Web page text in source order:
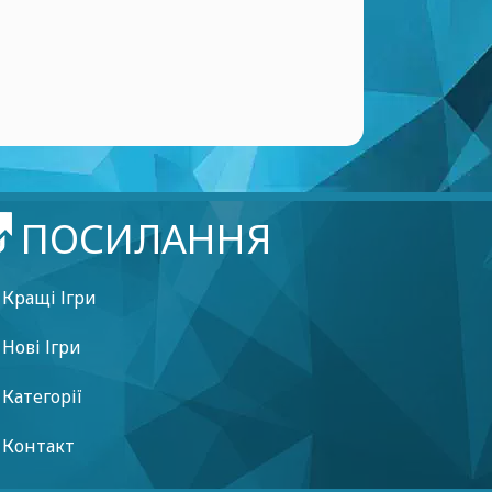
ПОСИЛАННЯ
Кращі Ігри
Нові Ігри
Категорії
Контакт